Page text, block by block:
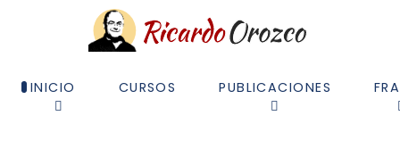
INICIO CURSOS PUBLICACIONES